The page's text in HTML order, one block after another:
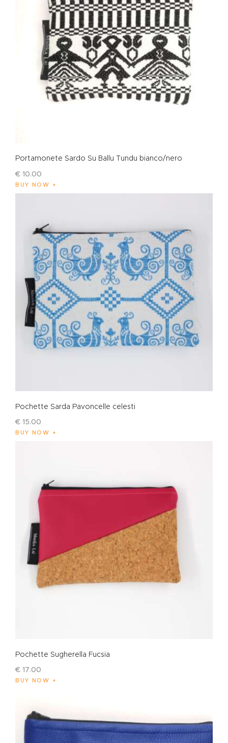
Portamonete Sardo Su Ballu Tundu bianco/nero
€ 10.00
BUY NOW
Pochette Sarda Pavoncelle celesti
€ 15.00
BUY NOW
Pochette Sugherella Fucsia
€ 17.00
BUY NOW